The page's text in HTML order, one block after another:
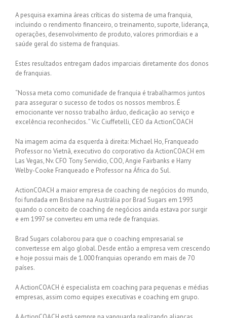
A pesquisa examina áreas críticas do sistema de uma franquia,
incluindo o rendimento financeiro, o treinamento, suporte, liderança,
operações, desenvolvimento de produto, valores primordiais e a
saúde geral do sistema de franquias.
Estes resultados entregam dados imparciais diretamente dos donos
de franquias.
“Nossa meta como comunidade de franquia é trabalharmos juntos
para assegurar o sucesso de todos os nossos membros. É
emocionante ver nosso trabalho árduo, dedicação ao serviço e
excelência reconhecidos. ” Vic Ciuffetelli, CEO da ActionCOACH
Na imagem acima da esquerda à direita: Michael Ho, Franqueado
Professor no Vietnã, executivo do corporativo da ActionCOACH em
Las Vegas, Nv. CFO Tony Servidio, COO, Angie Fairbanks e Harry
Welby-Cooke Franqueado e Professor na África do Sul.
ActionCOACH a maior empresa de coaching de negócios do mundo,
foi fundada em Brisbane na Austrália por Brad Sugars em 1993
quando o conceito de coaching de negócios ainda estava por surgir
e em 1997 se converteu em uma rede de franquias.
Brad Sugars colaborou para que o coaching empresarial se
convertesse em algo global. Desde então a empresa vem crescendo
e hoje possui mais de 1.000 franquias operando em mais de 70
países.
A ActionCOACH é especialista em coaching para pequenas e médias
empresas, assim como equipes executivas e coaching em grupo.